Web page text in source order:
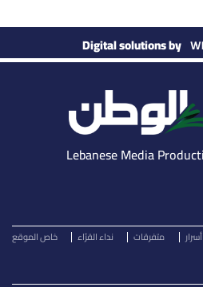
Digital solutions by
أسرار متفرقات نداء القرّاء خاص الموقع